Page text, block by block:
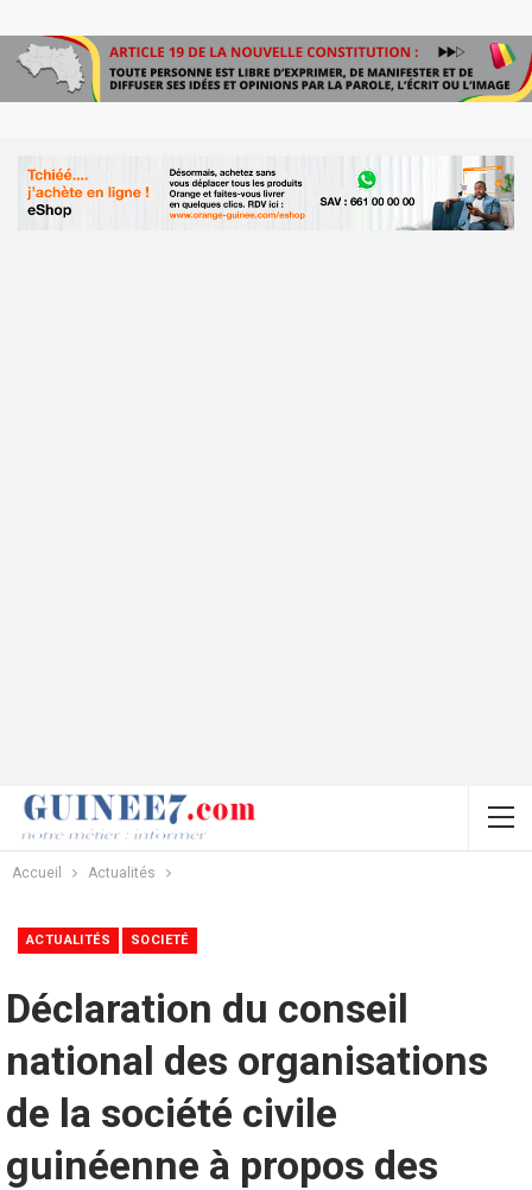
Accueil Actualités
ACTUALITÉS SOCIETÉ
Déclaration du conseil
national des organisations
de la société civile
guinéenne à propos des